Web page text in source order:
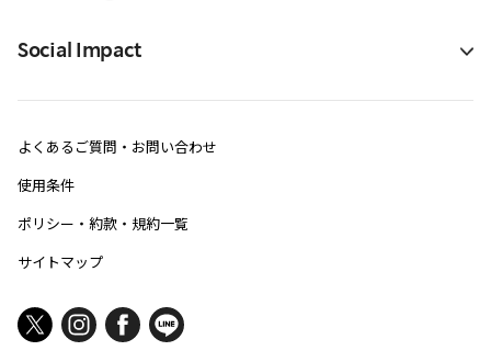
Social Impact
よくあるご質問・お問い合わせ
使用条件
ポリシー・約款・規約一覧
サイトマップ